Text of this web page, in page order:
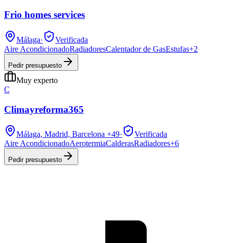
Frio homes services
Málaga·
Verificada
Aire AcondicionadoRadiadoresCalentador de GasEstufas+2
Pedir presupuesto
Muy experto
C
Climayreforma365
Málaga, Madrid, Barcelona +49·
Verificada
Aire AcondicionadoAerotermiaCalderasRadiadores+6
Pedir presupuesto